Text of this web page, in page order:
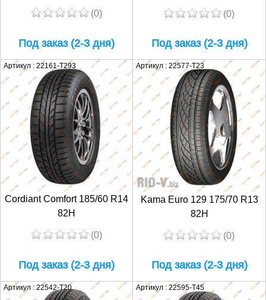
(0)
Под заказ (2-3 дня)
(0)
Под заказ (2-3 дня)
Артикул : 22161-T293
Cordiant Comfort 185/60 R14
82H
(0)
Под заказ (2-3 дня)
Артикул : 22577-T23
Kama Euro 129 175/70 R13
82H
(0)
Под заказ (2-3 дня)
Артикул : 22542-T20 Артикул : 22595-T45